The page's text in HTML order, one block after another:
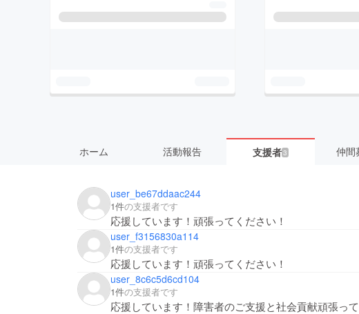
ホーム 活動報告 支援者3 仲間
user_be67ddaac244
1件の支援者です
応援しています！頑張ってください！
user_f3156830a114
1件の支援者です
応援しています！頑張ってください！
user_8c6c5d6cd104
1件の支援者です
応援しています！障害者のご支援と社会貢献頑張っ